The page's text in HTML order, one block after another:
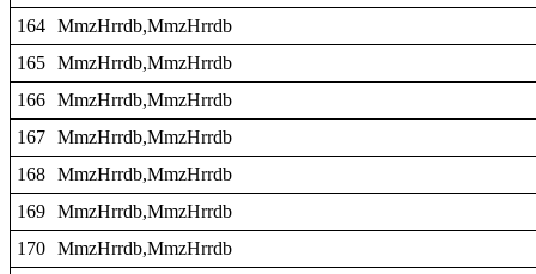
164 MmzHrrdb,MmzHrrdb
165 MmzHrrdb,MmzHrrdb
166 MmzHrrdb,MmzHrrdb
167 MmzHrrdb,MmzHrrdb
168 MmzHrrdb,MmzHrrdb
169 MmzHrrdb,MmzHrrdb
170 MmzHrrdb,MmzHrrdb